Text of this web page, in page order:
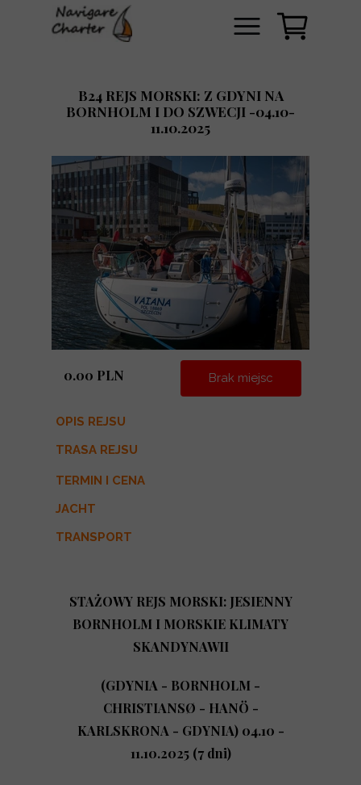
TRANSPORT
TERMIN I CENA
JACHT
TRASA REJSU
OPIS REJSU
B24 REJS MORSKI: Z GDYNI NA
BORNHOLM I DO SZWECJI -04.10-
11.10.2025
Brak miejsc
0.00 PLN
STAŻOWY REJS MORSKI: JESIENNY
BORNHOLM I MORSKIE KLIMATY
SKANDYNAWII
(GDYNIA - BORNHOLM -
CHRISTIANSØ - HANÖ -
KARLSKRONA - GDYNIA) 04.10 -
11.10.2025 (7 dni)